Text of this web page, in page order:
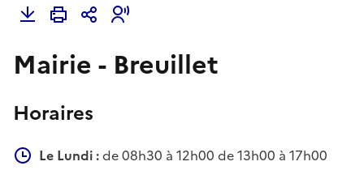
Mairie - Breuillet
Horaires
Le Lundi :de 08h30 à 12h00 de 13h00 à 17h00